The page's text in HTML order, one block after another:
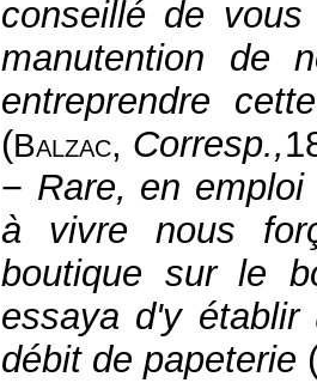
conseillé de
manutention de
entreprendre
(Balzac, Corresp.,
− Rare, en emploi
à vivre nous
boutique sur le
essaya d'y
débit de papeterie